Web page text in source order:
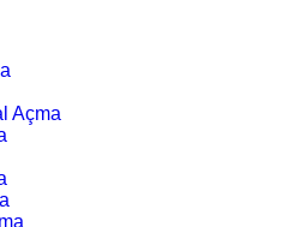
Açma